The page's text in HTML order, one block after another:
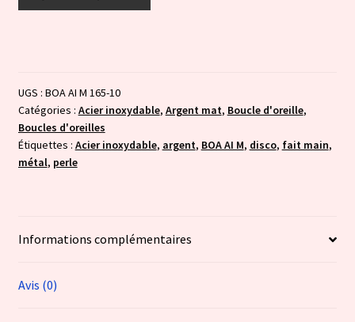
nacré
UGS : BOA AI M 165-10
Catégories : Acier inoxydable, Argent mat, Boucle d'oreille,
Boucles d'oreilles
Étiquettes : Acier inoxydable, argent, BOA AI M, disco, fait main,
métal, perle
Informations complémentaires
Avis (0)